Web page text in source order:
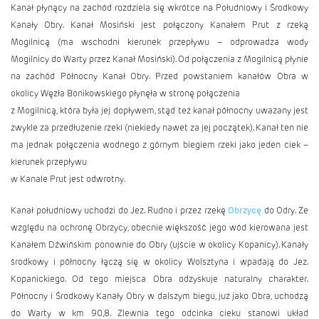
Kanał płynący na zachód rozdziela się wkrótce na Południowy i Środkowy
Kanały Obry. Kanał Mosiński jest połączony Kanałem Prut z rzeką
Mogilnicą (ma wschodni kierunek przepływu – odprowadza wody
Mogilnicy do Warty przez Kanał Mosiński). Od połączenia z Mogilnicą płynie
na zachód Północny Kanał Obry. Przed powstaniem kanałów Obra w
okolicy Węzła Bonikowskiego płynęła w stronę połączenia
z Mogilnicą, która była jej dopływem, stąd też kanał północny uważany jest
zwykle za przedłużenie rzeki (niekiedy nawet za jej początek). Kanał ten nie
ma jednak połączenia wodnego z górnym biegiem rzeki jako jeden ciek –
kierunek przepływu
w Kanale Prut jest odwrotny.
Kanał południowy uchodzi do Jez. Rudno i przez rzekęObrzycę do Odry. Ze
względu na ochronę Obrzycy, obecnie większość jego wód kierowana jest
Kanałem Dźwińskim ponownie do Obry (ujście w okolicy Kopanicy). Kanały
środkowy i północny łączą się w okolicy Wolsztyna i wpadają do Jez.
Kopanickiego. Od tego miejsca Obra odzyskuje naturalny charakter.
Północny i Środkowy Kanały Obry w dalszym biegu, już jako Obra, uchodzą
do Warty w km 90,8. Zlewnia tego odcinka cieku stanowi układ